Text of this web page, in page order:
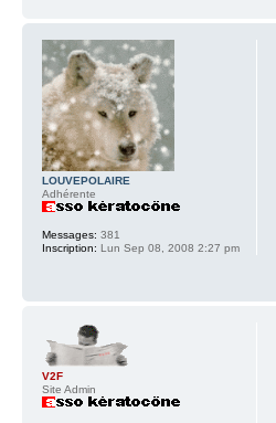
LOUVEPOLAIRE
Adhérente
Messages: 381
Inscription: Lun Sep 08, 2008 2:27 pm
V2F
Site Admin